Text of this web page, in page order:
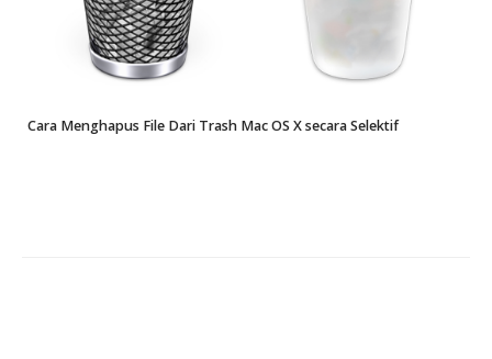
Cara Menghapus File Dari Trash Mac OS X secara Selektif